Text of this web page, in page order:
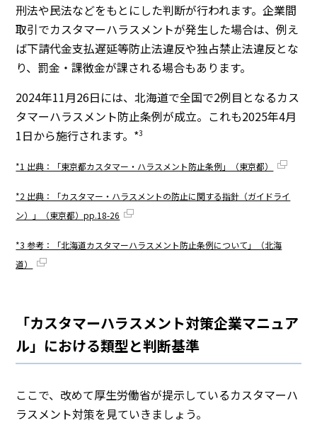
刑法や民法などをもとにした判断が行われます。企業間
取引でカスタマーハラスメントが発生した場合は、例え
ば下請代金支払遅延等防止法違反や独占禁止法違反とな
り、罰金・課徴金が課される場合もあります。
2024年11月26日には、北海道で全国で2例目となるカス
タマーハラスメント防止条例が成立。これも2025年4月
1日から施行されます。*3
*1 出典：「東京都カスタマー・ハラスメント防止条例」（東京都）
*2 出典：「カスタマー・ハラスメントの防止に関する指針（ガイドライ
ン）」（東京都）pp.18-26
*3 参考：「北海道カスタマーハラスメント防止条例について」（北海
道）
「カスタマーハラスメント対策企業マニュア
ル」における類型と判断基準
ここで、改めて厚生労働省が提示しているカスタマーハ
ラスメント対策を見ていきましょう。